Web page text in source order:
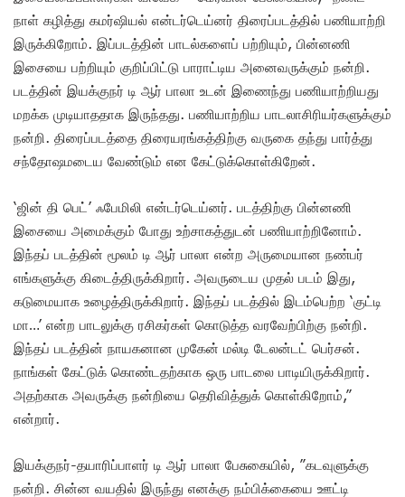
நாள் கழித்து கமர்ஷியல் என்டர்டெய்னர் திரைப்படத்தில் பணியாற்றி
இருக்கிறோம். இப்படத்தின் பாடல்களைப் பற்றியும், பின்னணி
இசையை பற்றியும் குறிப்பிட்டு பாராட்டிய அனைவருக்கும் நன்றி.
படத்தின் இயக்குநர் டி ஆர் பாலா உடன் இணைந்து பணியாற்றியது
மறக்க முடியாததாக இருந்தது. பணியாற்றிய பாடலாசிரியர்களுக்கும்
நன்றி. திரைப்படத்தை திரையரங்கத்திற்கு வருகை தந்து பார்த்து
சந்தோஷமடைய வேண்டும் என கேட்டுக்கொள்கிறேன்.
‘ஜின் தி பெட்’ ஃபேமிலி என்டர்டெய்னர். படத்திற்கு பின்னணி
இசையை அமைக்கும் போது உற்சாகத்துடன் பணியாற்றினோம்.
இந்தப் படத்தின் மூலம் டி ஆர் பாலா என்ற அருமையான நண்பர்
எங்களுக்கு கிடைத்திருக்கிறார். அவருடைய முதல் படம் இது,
கடுமையாக உழைத்திருக்கிறார். இந்தப் படத்தில் இடம்பெற்ற ‘குட்டி
மா…’ என்ற பாடலுக்கு ரசிகர்கள் கொடுத்த வரவேற்பிற்கு நன்றி.
இந்தப் படத்தின் நாயகனான முகேன் மல்டி டேலன்டட் பெர்சன்.
நாங்கள் கேட்டுக் கொண்டதற்காக ஒரு பாடலை பாடியிருக்கிறார்.
அதற்காக அவருக்கு நன்றியை தெரிவித்துக் கொள்கிறோம்,”
என்றார்.
இயக்குநர்-தயாரிப்பாளர் டி ஆர் பாலா பேசுகையில், ”கடவுளுக்கு
நன்றி. சின்ன வயதில் இருந்து எனக்கு நம்பிக்கையை ஊட்டி